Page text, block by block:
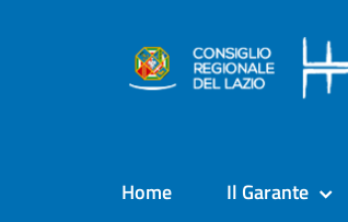
Home Il Garante